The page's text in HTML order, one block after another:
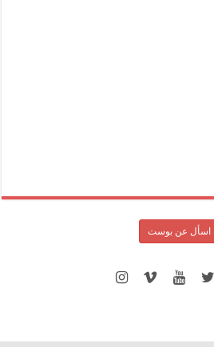
اسأل عن بوست